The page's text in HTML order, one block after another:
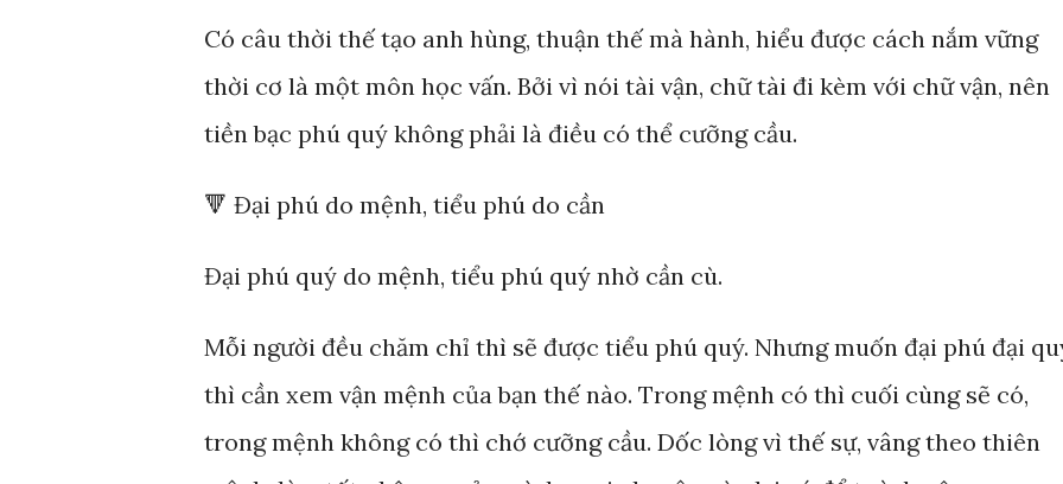
Có câu thời thế tạo anh hùng, thuận thế mà hành, hiểu được cách nắm vững
thời cơ là một môn học vấn. Bởi vì nói tài vận, chữ tài đi kèm với chữ vận, nên
tiền bạc phú quý không phải là điều có thể cưỡng cầu.
🔻 Đại phú do mệnh, tiểu phú do cần
Đại phú quý do mệnh, tiểu phú quý nhờ cần cù.
Mỗi người đều chăm chỉ thì sẽ được tiểu phú quý. Nhưng muốn đại phú đại
thì cần xem vận mệnh của bạn thế nào. Trong mệnh có thì cuối cùng sẽ có,
trong mệnh không có thì chớ cưỡng cầu. Dốc lòng vì thế sự, vâng theo thiên